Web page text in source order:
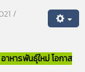
าหารพันธุ์ใหม่ โอกาส